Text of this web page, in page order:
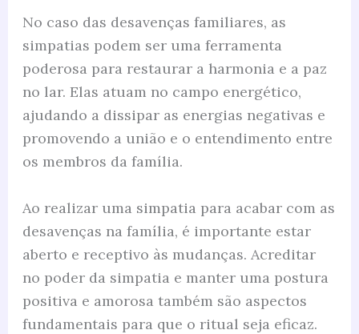
No caso das desavenças familiares, as
simpatias podem ser uma ferramenta
poderosa para restaurar a harmonia e a paz
no lar. Elas atuam no campo energético,
ajudando a dissipar as energias negativas e
promovendo a união e o entendimento entre
os membros da família.
Ao realizar uma simpatia para acabar com as
desavenças na família, é importante estar
aberto e receptivo às mudanças. Acreditar
no poder da simpatia e manter uma postura
positiva e amorosa também são aspectos
fundamentais para que o ritual seja eficaz.